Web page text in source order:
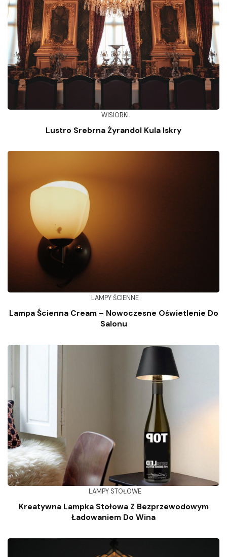
WISIORKI
Lustro Srebrna Żyrandol Kula Iskry
LAMPY ŚCIENNE
Lampa Ścienna Cream – Nowoczesne Oświetlenie Do
Salonu
LAMPY STOŁOWE
Kreatywna Lampka Stołowa Z Bezprzewodowym
Ładowaniem Do Wina